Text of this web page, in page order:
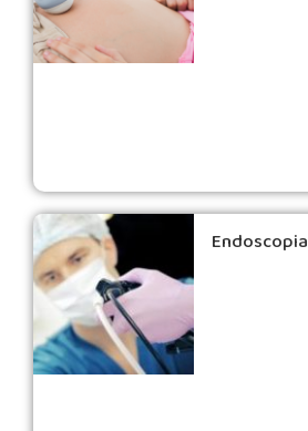
Endoscopia